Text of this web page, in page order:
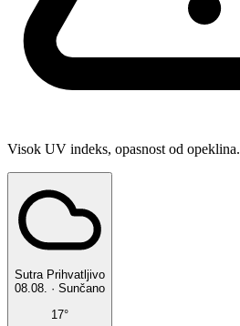
Visok UV indeks, opasnost od opeklina.
Sutra Prihvatljivo
08.08. · Sunčano
17°